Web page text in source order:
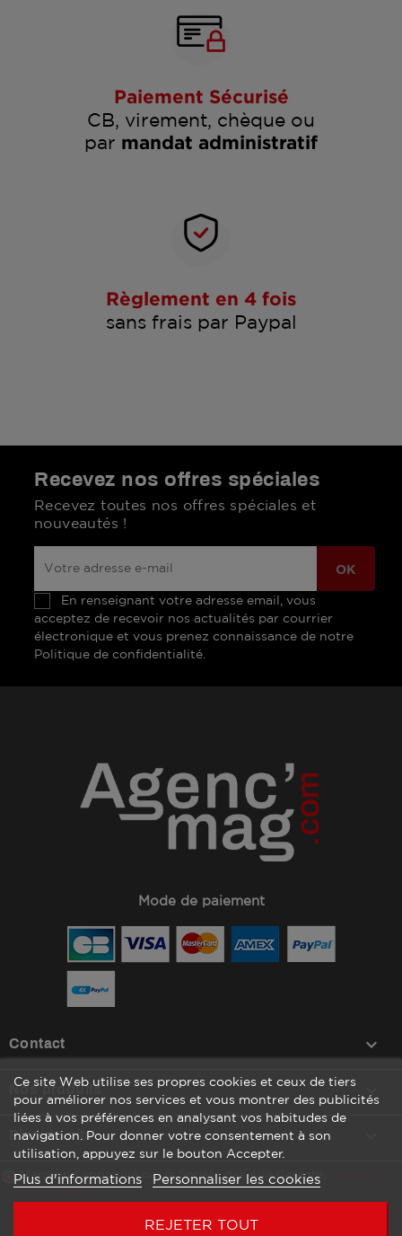
Paiement Sécurisé
CB, virement, chèque ou
par mandat administratif
Règlement en 4 fois
sans frais par Paypal
Recevez nos offres spéciales
Recevez toutes nos offres spéciales et
nouveautés !
En renseignant votre adresse email, vous
acceptez de recevoir nos actualités par courrier
électronique et vous prenez connaissance de notre
Politique de confidentialité.
Mode de paiement
Contact keyboard_arrow_down
Nos produits 
Plan du site
Marchand approuvé par la Société des Avis Garantis,
Ce site Web utilise ses propres cookies et ceux de tiers
pour améliorer nos services et vous montrer des publicités
liées à vos préférences en analysant vos habitudes de
navigation. Pour donner votre consentement à son
utilisation, appuyez sur le bouton Accepter.
Plus d'informations Personnaliser les cookies
REJETER TOUT